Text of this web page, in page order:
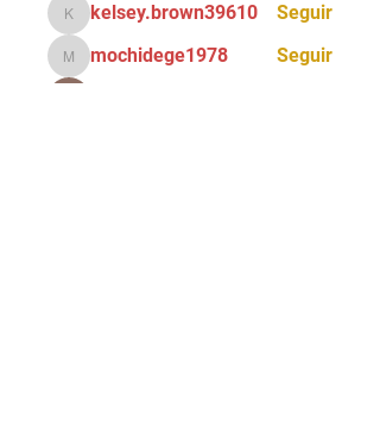
kelsey.brown39610
kelsey.brown39610 Seguir
mochidege1978
mochidege1978 Seguir